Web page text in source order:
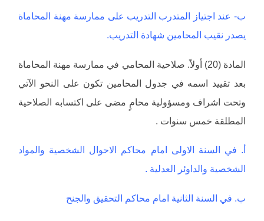
ب- عند اجتياز المتدرب التدريب على ممارسة مهنة المحاماة
يصدر نقيب المحامين شهادة التدريب.
المادة (20) أولاً. صلاحية المحامي في ممارسة مهنة المحاماة
بعد تقييد اسمه في جدول المحامين تكون على النحو الآتي
وتحت اشراف ومسؤولية محامٍ مضى على اكتسابه الصلاحية
المطلقة خمس سنوات .
أ. في السنة الاولى امام محاكم الاحوال الشخصية والمواد
الشخصية والداوئر العدلية .
ب. في السنة الثانية امام محاكم التحقيق والجنح